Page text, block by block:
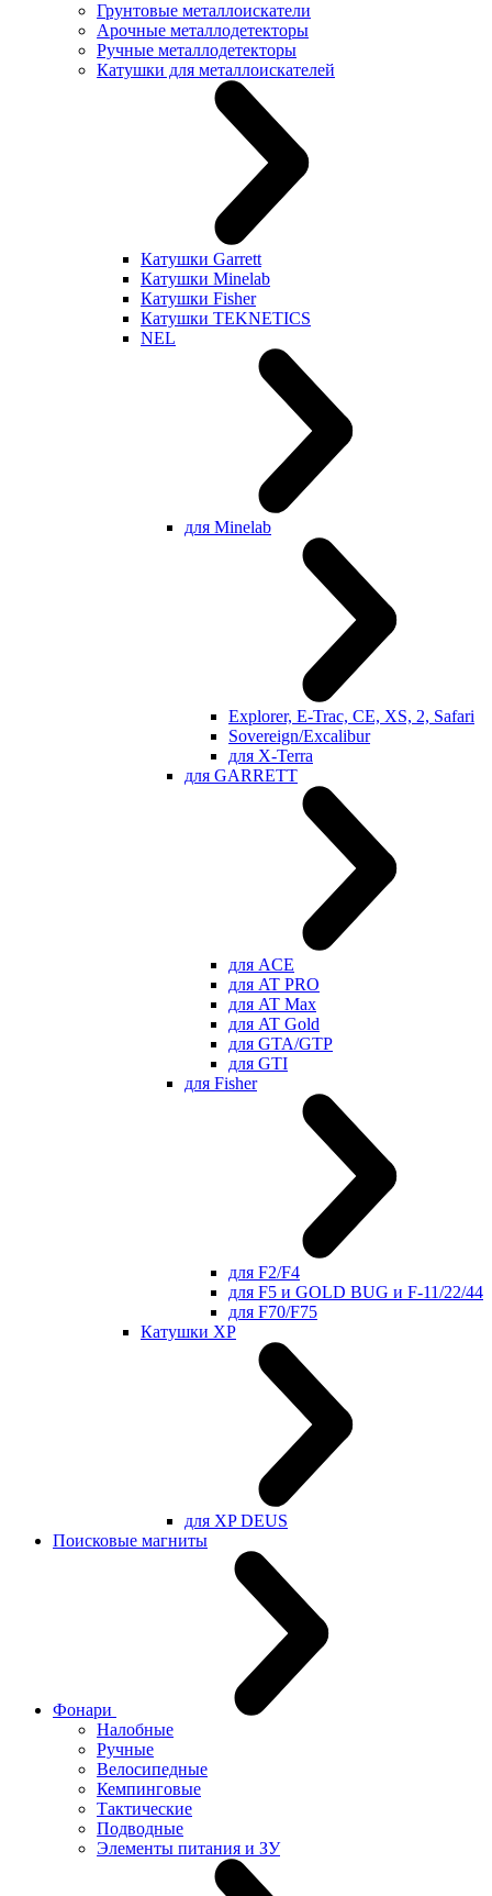
Грунтовые металлоискатели
Арочные металлодетекторы
Ручные металлодетекторы
Катушки для металлоискателей
Катушки Garrett
Катушки Minelab
Катушки Fisher
Катушки TEKNETICS
NEL
для Minelab
Explorer, E-Trac, CE, XS, 2, Safari
Sovereign/Excalibur
для X-Terra
для GARRETT
для ACE
для AT PRO
для AT Max
для AT Gold
для GTA/GTP
для GTI
для Fisher
для F2/F4
для F5 и GOLD BUG и F-11/22/44
для F70/F75
Катушки XP
для XP DEUS
Поисковые магниты
Фонари
Налобные
Ручные
Велосипедные
Кемпинговые
Тактические
Подводные
Элементы питания и ЗУ